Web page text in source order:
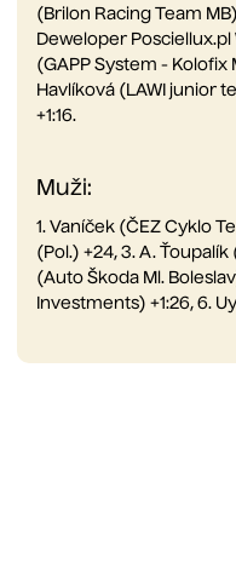
(Brilon Racing Team
Deweloper Posciellux.pl
(GAPP System - Kolofix
Havlíková (LAWI junior
+1:16.
Muži:
1. Vaníček (ČEZ Cyklo
(Pol.) +24, 3. A.
(Auto Škoda Ml.
Investments) +1:26, 6.